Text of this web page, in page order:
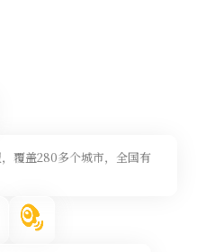
覆盖280多个城市，全国有